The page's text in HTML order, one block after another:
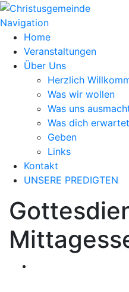
Navigation
Home
Veranstaltungen
Über Uns
Herzlich
Was wir wollen
Was uns
Was dich erwartet
Geben
Links
Kontakt
UNSERE PREDIGTEN